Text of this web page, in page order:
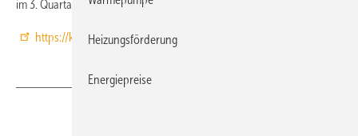
im 3. Quartal erwartet.
https://krv.de/Heizungsförderung
Energiepreise